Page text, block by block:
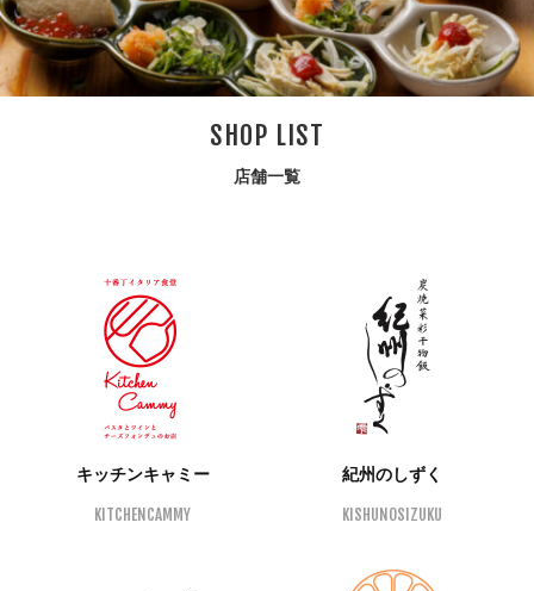
SHOP LIST
店舗一覧
キッチンキャミー
KITCHENCAMMY
紀州のしずく
KISHUNOSIZUKU